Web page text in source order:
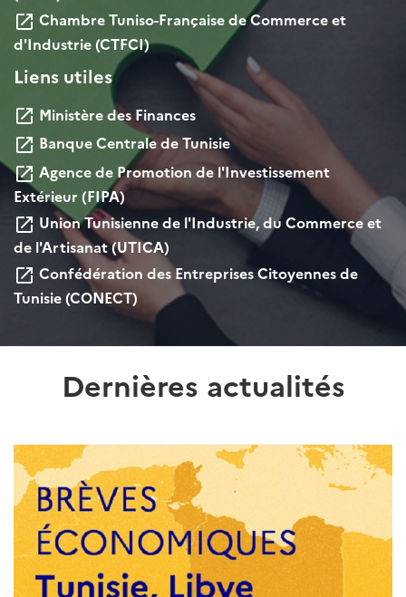
launch Chambre Tuniso-Française de Commerce et
d'Industrie (CTFCI)
Liens utiles
launch Ministère des Finances
launch Banque Centrale de Tunisie
launch Agence de Promotion de l'Investissement
Extérieur (FIPA)
launch Union Tunisienne de l'Industrie, du Commerce et
de l'Artisanat (UTICA)
launch Confédération des Entreprises Citoyennes de
Tunisie (CONECT)
Dernières actualités